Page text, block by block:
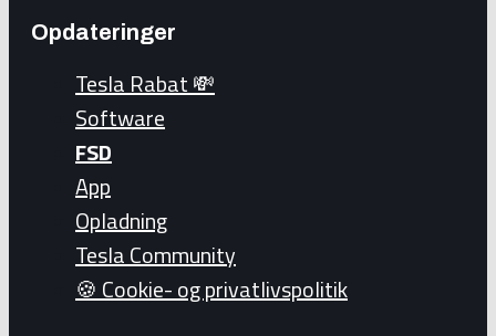
Opdateringer
Tesla Rabat 💸
Software
FSD
App
Opladning
Tesla Community
🍪 Cookie- og privatlivspolitik